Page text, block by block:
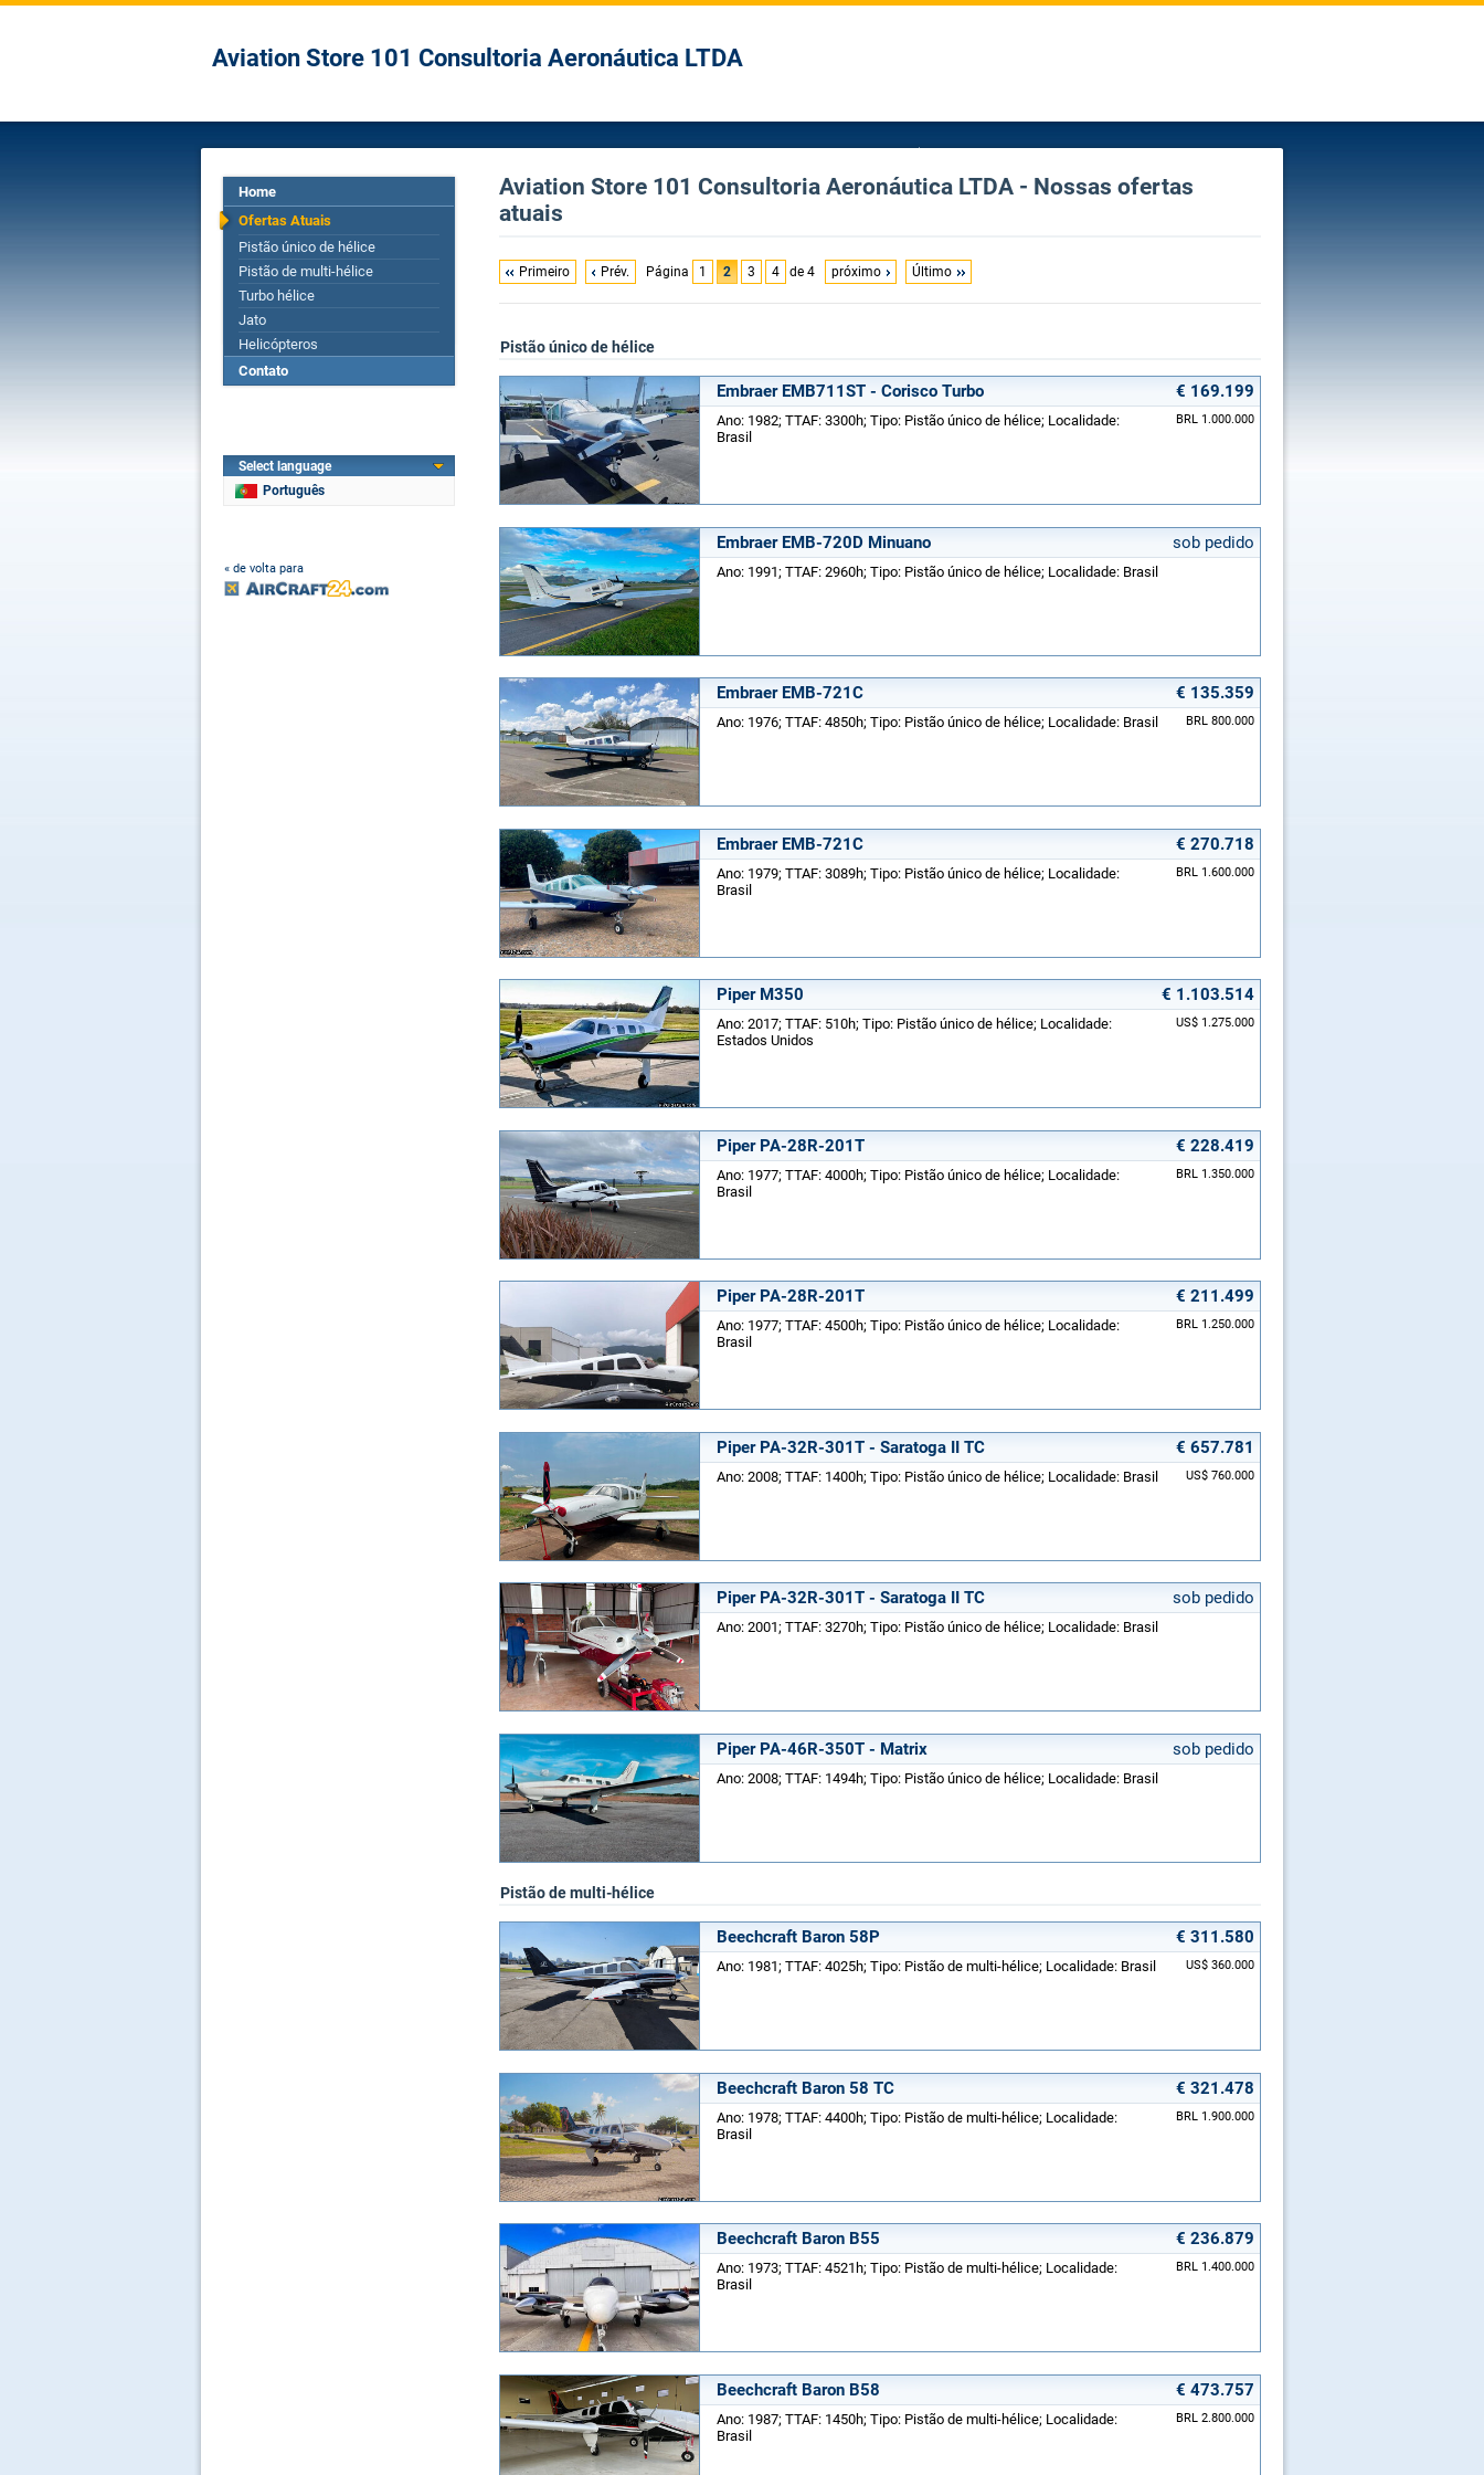
Aviation Store 101 Consultoria Aeronáutica LTDA
Home
Ofertas Atuais
Pistão único de hélice
Pistão de multi-hélice
Turbo hélice
Jato
Helicópteros
Contato
Select language
Português
« de volta para
Aviation Store 101 Consultoria Aeronáutica LTDA - Nossas ofertas
atuais
Primeiro Prév. Página 1 2 3 4 de 4 próximo Último
Pistão único de hélice
Embraer EMB711ST - Corisco Turbo € 169.199
BRL 1.000.000
Ano: 1982; TTAF: 3300h; Tipo: Pistão único de hélice; Localidade:
Brasil
Embraer EMB-720D Minuano sob pedido
Ano: 1991; TTAF: 2960h; Tipo: Pistão único de hélice; Localidade: Brasil
Embraer EMB-721C € 135.359
BRL 800.000
Ano: 1976; TTAF: 4850h; Tipo: Pistão único de hélice; Localidade: Brasil
Embraer EMB-721C € 270.718
BRL 1.600.000
Ano: 1979; TTAF: 3089h; Tipo: Pistão único de hélice; Localidade:
Brasil
Piper M350 € 1.103.514
US$ 1.275.000
Ano: 2017; TTAF: 510h; Tipo: Pistão único de hélice; Localidade:
Estados Unidos
Piper PA-28R-201T € 228.419
BRL 1.350.000
Ano: 1977; TTAF: 4000h; Tipo: Pistão único de hélice; Localidade:
Brasil
Piper PA-28R-201T € 211.499
BRL 1.250.000
Ano: 1977; TTAF: 4500h; Tipo: Pistão único de hélice; Localidade:
Brasil
Piper PA-32R-301T - Saratoga II TC € 657.781
US$ 760.000
Ano: 2008; TTAF: 1400h; Tipo: Pistão único de hélice; Localidade: Brasil
Piper PA-32R-301T - Saratoga II TC sob pedido
Ano: 2001; TTAF: 3270h; Tipo: Pistão único de hélice; Localidade: Brasil
Piper PA-46R-350T - Matrix sob pedido
Ano: 2008; TTAF: 1494h; Tipo: Pistão único de hélice; Localidade: Brasil
Pistão de multi-hélice
Beechcraft Baron 58P € 311.580
US$ 360.000
Ano: 1981; TTAF: 4025h; Tipo: Pistão de multi-hélice; Localidade: Brasil
Beechcraft Baron 58 TC € 321.478
BRL 1.900.000
Ano: 1978; TTAF: 4400h; Tipo: Pistão de multi-hélice; Localidade:
Brasil
Beechcraft Baron B55 € 236.879
BRL 1.400.000
Ano: 1973; TTAF: 4521h; Tipo: Pistão de multi-hélice; Localidade:
Brasil
Beechcraft Baron B58 € 473.757
BRL 2.800.000
Ano: 1987; TTAF: 1450h; Tipo: Pistão de multi-hélice; Localidade:
Brasil